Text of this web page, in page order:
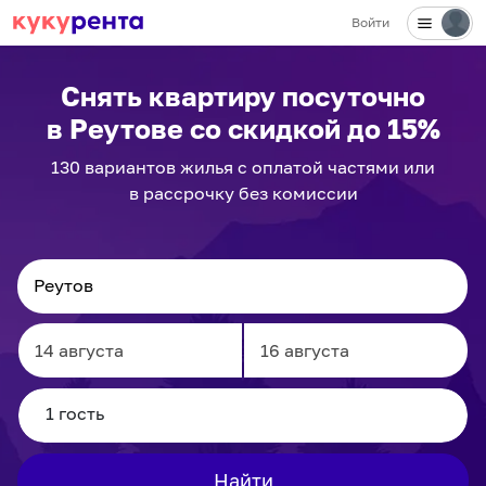
Войти
Снять квартиру посуточно
в Реутове со скидкой до 15%
130 вариантов жилья с оплатой частями или
в рассрочку без комиссии
Navigate
forward
to
interact
Navigate
to
interact
Найти
✕